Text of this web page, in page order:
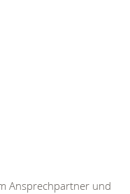
Ansprechpartner und